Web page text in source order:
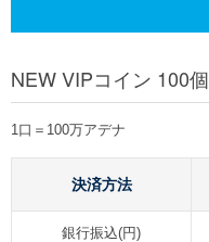
NEW VIPコイン 100個
1口＝100万アデナ
決済方法
銀行振込(円)